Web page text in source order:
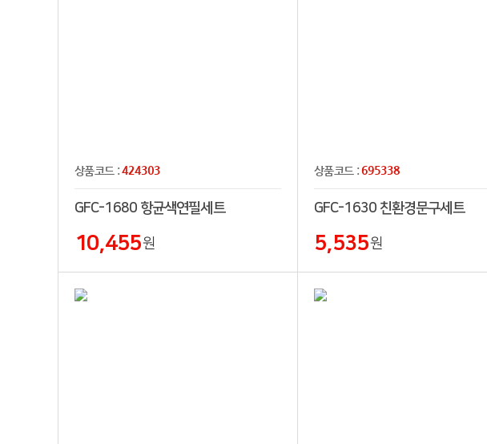
상품코드 :424303
GFC-1680 항균색연필세트
10,455원
상품코드 :695338
GFC-1630 친환경문구세트
5,535원